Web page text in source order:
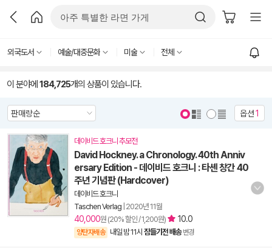
외국도서 예술/대중문화 미술 전체
이 분야에 184,725개의 상품이 있습니다.
옵션1
데이비드 호크니 추모전
David Hockney. a Chronology. 40th Anniv
ersary Edition - 데이비드 호크니 : 타셴 창간 40
주년 기념판 (Hardcover)
데이비드 호크니
Taschen Verlag 2020년 11월
40,000원 (20% 할인 / 1,200원) 10.0
양탄자배송 내일 밤 11시 잠들기전 배송 변경